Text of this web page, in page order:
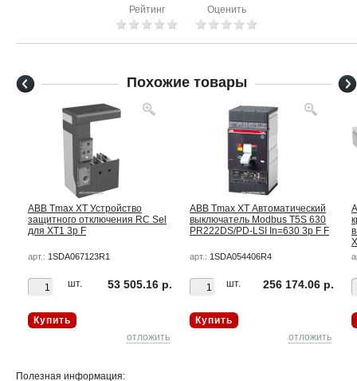
Рейтинг Оценить
Похожие товары
ABB Tmax XT Устройство
защитного отключения RC Sel
для XT1 3p F
арт.: 1SDA067123R1
шт. 53 505.16 р.
Купить
отложить
ABB Tmax XT Автоматический
выключатель Modbus T5S 630
PR222DS/PD-LSI In=630 3p F F
арт.: 1SDA054406R4
шт. 256 174.06 р.
Купить
отложить
Полезная информация: